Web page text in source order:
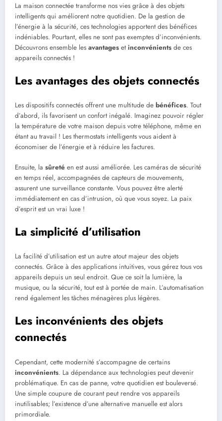
La maison connectée transforme nos vies grâce à des objets
intelligents qui améliorent notre quotidien. De la gestion de
l’énergie à la sécurité, ces technologies apportent des bénéfices
indéniables. Pourtant, elles ne sont pas exemptes d’inconvénients.
Découvrons ensemble les avantages etinconvénients de ces
appareils connectés !
Les avantages des objets connectés
Les dispositifs connectés offrent une multitude de bénéfices. Tout
d’abord, ils favorisent un confort inégalé. Imaginez pouvoir régler
la température de votre maison depuis votre téléphone, même en
étant au travail ! Les thermostats intelligents vous aident à
économiser de l’énergie et à réduire les factures.
Ensuite, la sûreté en est aussi améliorée. Les caméras de sécurité
en temps réel, accompagnées de capteurs de mouvements,
assurent une surveillance constante. Vous pouvez être alerté
immédiatement en cas d’intrusion, où que vous soyez. La paix
d’esprit est un vrai luxe !
La simplicité d’utilisation
La facilité d’utilisation est un autre atout majeur des objets
connectés. Grâce à des applications intuitives, vous gérez tous vos
appareils depuis un seul endroit. Que ce soit la lumière, la
musique, ou la sécurité, tout est à portée de main. L’automatisation
rend également les tâches ménagères plus légères.
Les inconvénients des objets
connectés
Cependant, cette modernité s’accompagne de certains
inconvénients. La dépendance aux technologies peut devenir
problématique. En cas de panne, votre quotidien est bouleversé.
Une simple coupure de courant peut rendre vos appareils
inutilisables; l’existence d’une alternative manuelle est alors
primordiale.